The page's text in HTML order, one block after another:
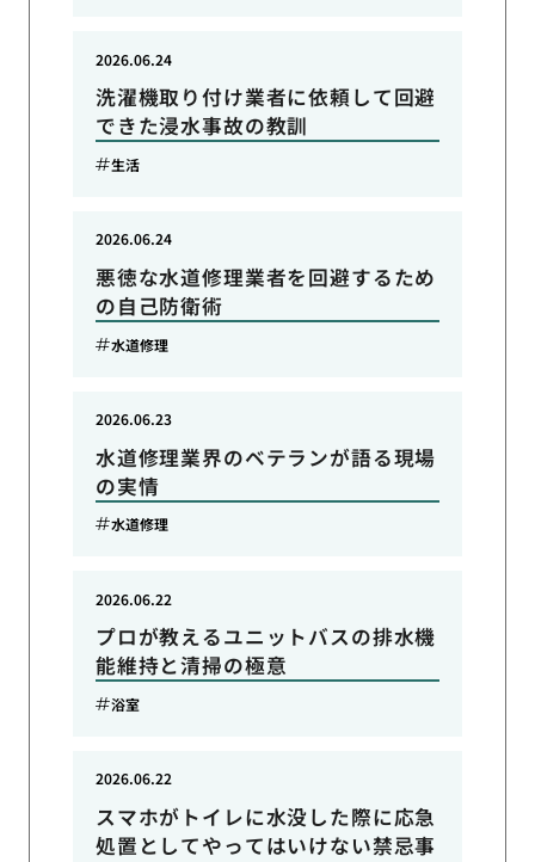
洗濯機取り付け業者に依頼して回避
できた浸水事故の教訓
2026.06.24
生活
悪徳な水道修理業者を回避するため
の自己防衛術
2026.06.24
水道修理
水道修理業界のベテランが語る現場
の実情
2026.06.23
水道修理
プロが教えるユニットバスの排水機
能維持と清掃の極意
2026.06.22
浴室
スマホがトイレに水没した際に応急
処置としてやってはいけない禁忌事
2026.06.22